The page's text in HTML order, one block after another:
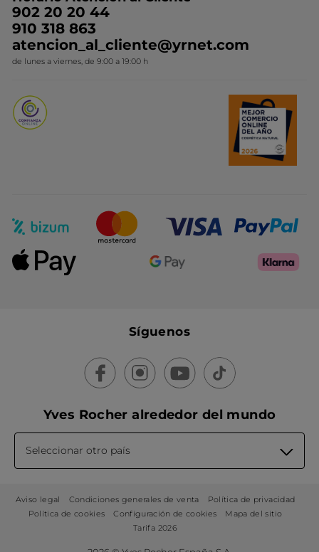
Conviértete en Franquiciada
Ideas de Regalo
Colección Monoi
Novedades del mes
Contacto
902 20 20 44
910 318 863
atencion_al_cliente@yrnet.com
de lunes a viernes, de 9:00 a 19:00 h
Síguenos
Yves Rocher alrededor del mundo
Seleccionar otro país
Aviso legal Condiciones generales de venta
Política de privacidad
Política de cookies
Configuración de cookies
Mapa del sitio
Tarifa 2026